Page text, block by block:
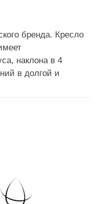
бренда. Кресло
наклона в 4
в долгой и